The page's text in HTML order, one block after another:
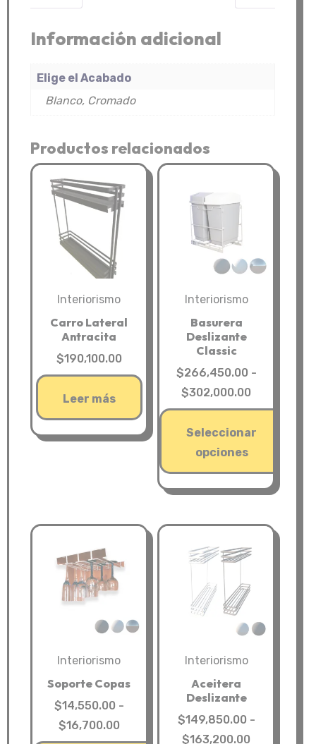
Información adicional
Elige el Acabado
Blanco, Cromado
Productos relacionados
Interiorismo
Carro Lateral
Antracita
$190,100.00
Leer más
Interiorismo
Basurera
Deslizante
Classic
$266,450.00 -
$302,000.00
de
precios:
hasta
Seleccionar
opciones
tiene
variantes.
Las
opciones
pueden
elegir
en
la
página
de
Interiorismo
Soporte Copas
$14,550.00 -
$16,700.00Rango
Interiorismo
Aceitera
Deslizante
$149,850.00 -
$163,200.00